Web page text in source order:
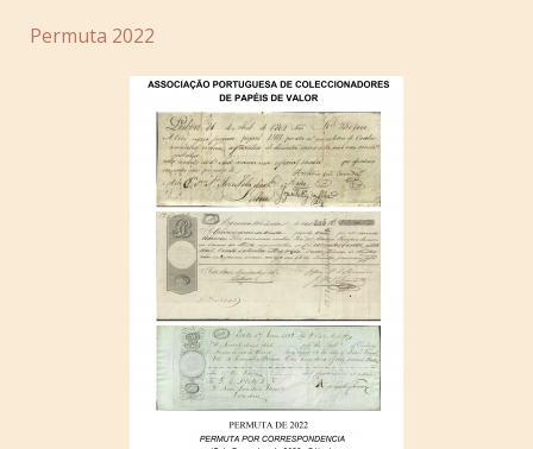
Permuta 2022